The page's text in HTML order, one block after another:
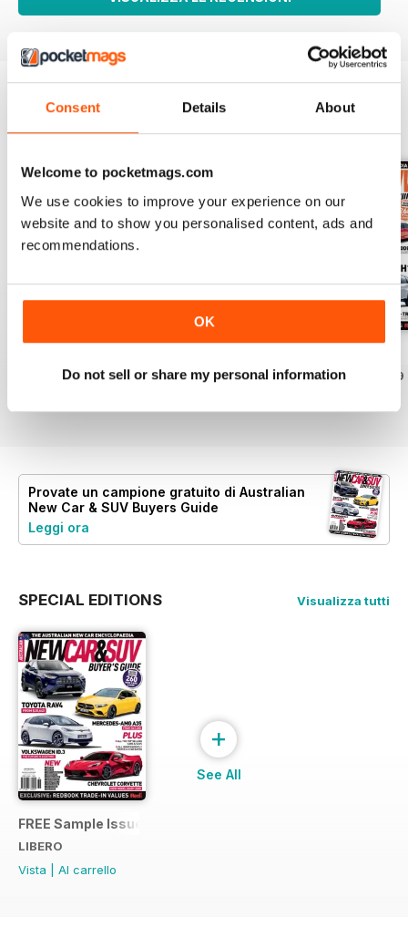
Consent Details About
Welcome to pocketmags.com
We use cookies to improve your experience on our
website and to show you personalised content, ads and
recommendations.
OK
Do not sell or share my personal information
Acquista per€5,99
Acquista per€3,49
Acquista per
€3,49
Provate un campione gratuito di Australian
New Car & SUV Buyers Guide
Leggi ora
SPECIAL EDITIONS Visualizza tutti
FREE Sample Issue
LIBERO
Vista
Al carrello
+
See All